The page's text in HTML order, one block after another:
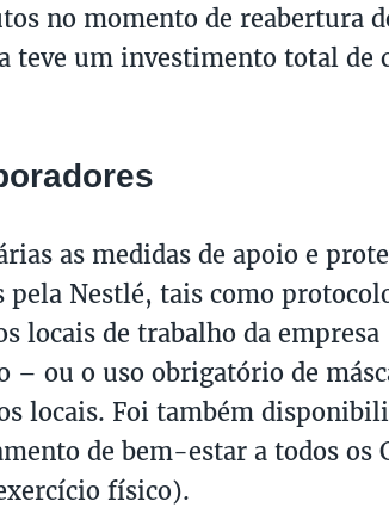
no momento de reabertura
teve um investimento total de
as medidas de apoio e
pela Nestlé, tais como
locais de trabalho da
– ou o uso obrigatório de
locais. Foi também
de bem-estar a todos os
físico).